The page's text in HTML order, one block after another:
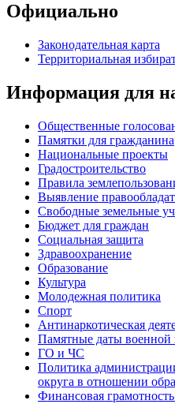
Официально
Законодательная карта
Территориальная
Информация для
Общественные
Памятки для гражданина
Национальные проекты
Градостроительство
Правила
Выявление
Свободные земельные
Бюджет для граждан
Социальная защита
Здравоохранение
Образование
Культура
Молодежная политика
Спорт
Антинаркотическая
Памятные даты военной
ГО и ЧС
Политика
округа в отношении
Финансовая